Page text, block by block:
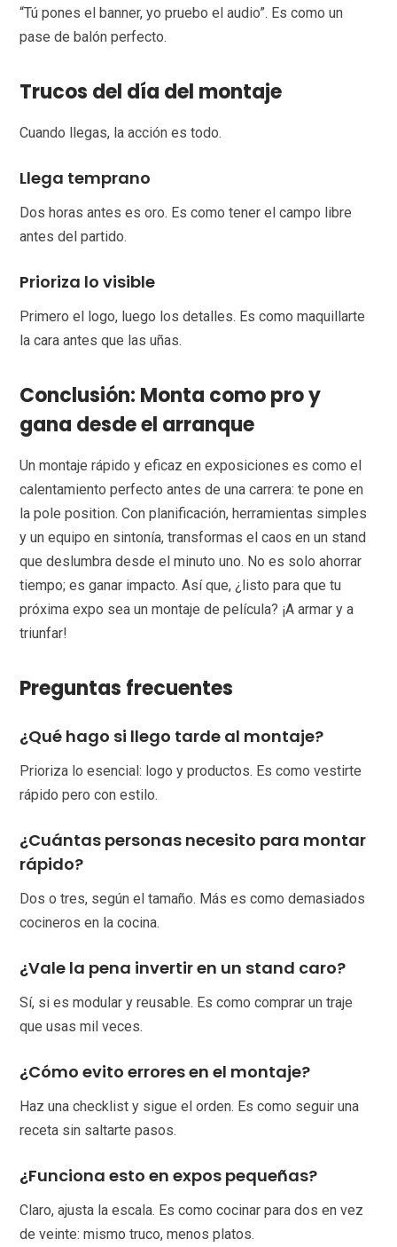
“Tú pones el banner, yo pruebo el audio”. Es como un
pase de balón perfecto.
Trucos del día del montaje
Cuando llegas, la acción es todo.
Llega temprano
Dos horas antes es oro. Es como tener el campo libre
antes del partido.
Prioriza lo visible
Primero el logo, luego los detalles. Es como maquillarte
la cara antes que las uñas.
Conclusión: Monta como pro y
gana desde el arranque
Un montaje rápido y eficaz en exposiciones es como el
calentamiento perfecto antes de una carrera: te pone en
la pole position. Con planificación, herramientas simples
y un equipo en sintonía, transformas el caos en un stand
que deslumbra desde el minuto uno. No es solo ahorrar
tiempo; es ganar impacto. Así que, ¿listo para que tu
próxima expo sea un montaje de película? ¡A armar y a
triunfar!
Preguntas frecuentes
¿Qué hago si llego tarde al montaje?
Prioriza lo esencial: logo y productos. Es como vestirte
rápido pero con estilo.
¿Cuántas personas necesito para montar
rápido?
Dos o tres, según el tamaño. Más es como demasiados
cocineros en la cocina.
¿Vale la pena invertir en un stand caro?
Sí, si es modular y reusable. Es como comprar un traje
que usas mil veces.
¿Cómo evito errores en el montaje?
Haz una checklist y sigue el orden. Es como seguir una
receta sin saltarte pasos.
¿Funciona esto en expos pequeñas?
Claro, ajusta la escala. Es como cocinar para dos en vez
de veinte: mismo truco, menos platos.